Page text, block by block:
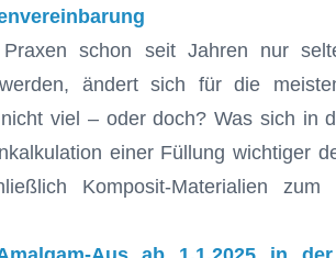
schon seit Jahren nur
ändert sich für die
viel – oder doch? Was sich in
einer Füllung wichtiger
Komposit-Materialien